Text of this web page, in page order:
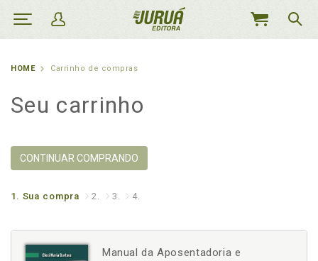
MEU
HOME Carrinho de compras
Seu carrinho
CONTINUAR COMPRANDO
1. Sua compra 2. 3. 4.
Manual da Aposentadoria e